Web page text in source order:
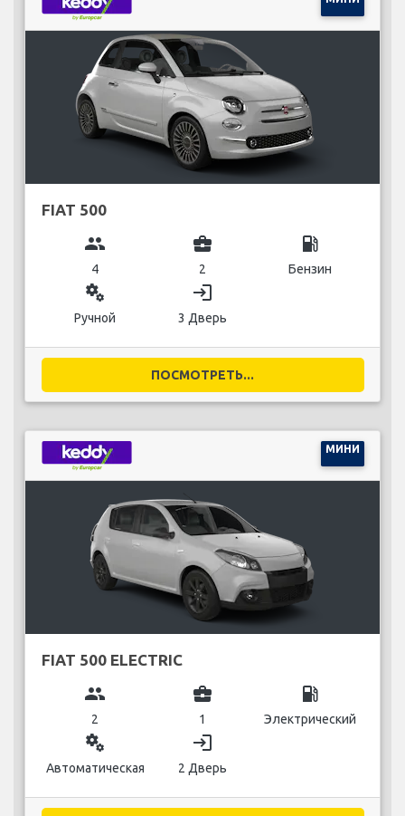
FIAT 500
group
4
business_center
2
local_gas_station
Бензин
miscellaneous_services
Ручной
login
3 Дверь
ПОСМОТРЕТЬ...
МИНИ
FIAT 500 ELECTRIC
group
2
business_center
1
local_gas_station
Электрический
miscellaneous_services
Автоматическая
login
2 Дверь